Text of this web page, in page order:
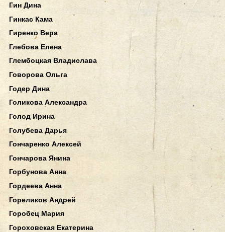
Гин Дина
Гинкас Кама
Гиренко Вера
Глебова Елена
Глембоцкая Владислава
Говорова Ольга
Годер Дина
Голикова Александра
Голод Ирина
Голубева Дарья
Гончаренко Алексей
Гончарова Янина
Горбунова Анна
Гордеева Анна
Гореликов Андрей
Горобец Мария
Гороховская Екатерина